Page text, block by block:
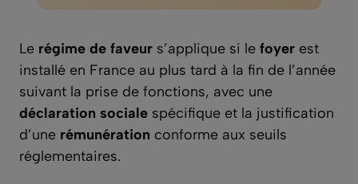
Le régime de faveur s’applique si le foyer est
installé en France au plus tard à la fin de l’année
suivant la prise de fonctions, avec une
déclaration sociale spécifique et la justification
d’une rémunération conforme aux seuils
réglementaires.